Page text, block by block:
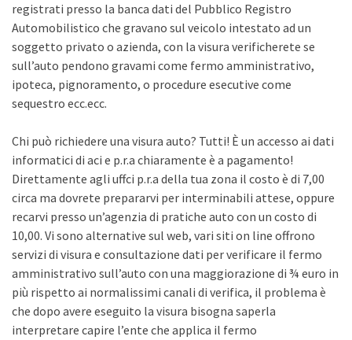
registrati presso la banca dati del Pubblico Registro
Automobilistico che gravano sul veicolo intestato ad un
soggetto privato o azienda, con la visura verificherete se
sull’auto pendono gravami come fermo amministrativo,
ipoteca, pignoramento, o procedure esecutive come
sequestro ecc.ecc.
Chi può richiedere una visura auto? Tutti! È un accesso ai dati
informatici di aci e p.r.a chiaramente è a pagamento!
Direttamente agli uffci p.r.a della tua zona il costo è di 7,00
circa ma dovrete prepararvi per interminabili attese, oppure
recarvi presso un’agenzia di pratiche auto con un costo di
10,00. Vi sono alternative sul web, vari siti on line offrono
servizi di visura e consultazione dati per verificare il fermo
amministrativo sull’auto con una maggiorazione di ¾ euro in
più rispetto ai normalissimi canali di verifica, il problema è
che dopo avere eseguito la visura bisogna saperla
interpretare capire l’ente che applica il fermo